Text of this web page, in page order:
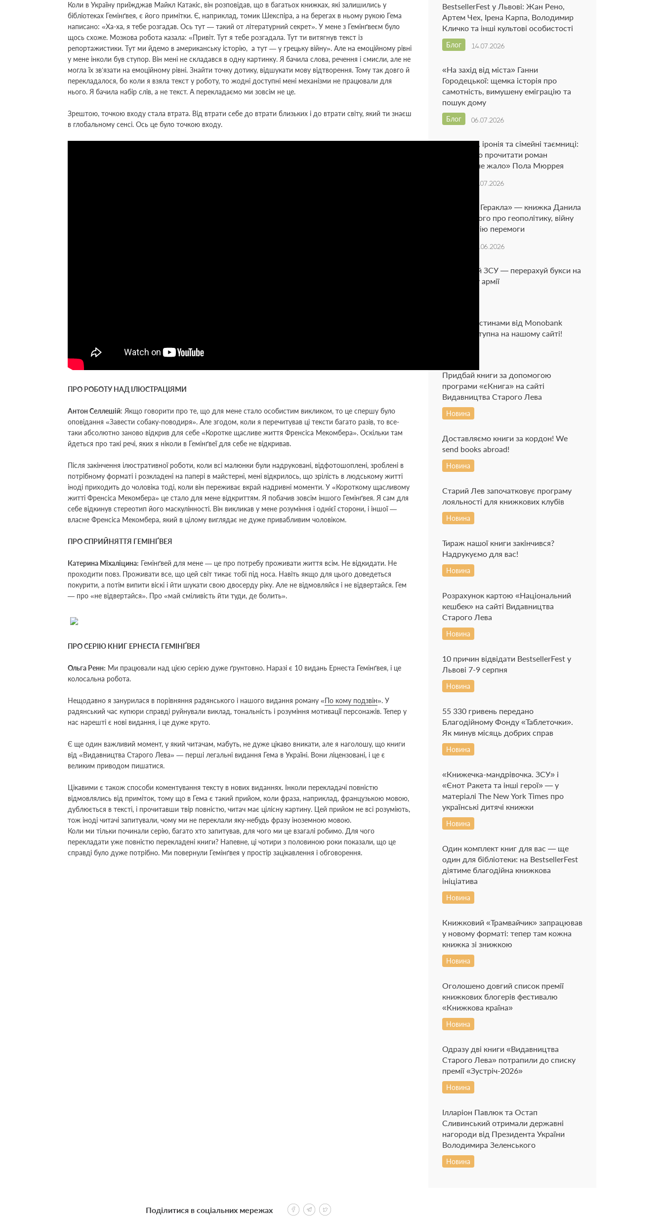
Коли в Україну приїжджав Майкл Катакіс, він розповідав, що в багатьох книжках, які залишились у
бібліотеках Гемінґвея, є його примітки. Є, наприклад, томик Шекспіра, а на берегах в ньому рукою Гема
написано: «Ха-ха, я тебе розгадав. Ось тут — такий от літературний секрет». У мене з Гемінґвеєм було
щось схоже. Мозкова робота казала: «Привіт. Тут я тебе розгадала. Тут ти витягнув текст із
репортажистики. Тут ми йдемо в американську історію, а тут — у грецьку війну». Але на емоційному рівні
у мене інколи був ступор. Він мені не складався в одну картинку. Я бачила слова, речення і смисли, але не
могла їх зв’язати на емоційному рівні. Знайти точку дотику, відшукати мову відтворення. Тому так довго й
перекладалося, бо коли я взяла текст у роботу, то жодні доступні мені механізми не працювали для
нього. Я бачила набір слів, а не текст. А перекладаємо ми зовсім не це.
Зрештою, точкою входу стала втрата. Від втрати себе до втрати близьких і до втрати світу, який ти знаєш
в глобальному сенсі. Ось це було точкою входу.
ПРО РОБОТУ НАД ІЛЮСТРАЦІЯМИ
Антон Селлешій: Якщо говорити про те, що для мене стало особистим викликом, то це спершу було
оповідання «Завести собаку-поводиря». Але згодом, коли я перечитував ці тексти багато разів, то все-
таки абсолютно заново відкрив для себе «Коротке щасливе життя Френсіса Мекомбера». Оскільки там
йдеться про такі речі, яких я ніколи в Гемінґвеї для себе не відкривав.
Після закінчення ілюстративної роботи, коли всі малюнки були надруковані, відфотошоплені, зроблені в
потрібному форматі і розкладені на папері в майстерні, мені відкрилось, що зрілість в людському житті
іноді приходить до чоловіка тоді, коли він переживає вкрай надривні моменти. У «Короткому щасливому
житті Френсіса Мекомбера» це стало для мене відкриттям. Я побачив зовсім іншого Гемінґвея. Я сам для
себе відкинув стереотип його маскулінності. Він викликав у мене розуміння і однієї сторони, і іншої —
власне Френсіса Мекомбера, який в цілому виглядає не дуже привабливим чоловіком.
ПРО СПРИЙНЯТТЯ ГЕМІНҐВЕЯ
Катерина Міхаліцина: Гемінґвей для мене — це про потребу проживати життя всім. Не відкидати. Не
проходити повз. Проживати все, що цей світ тикає тобі під носа. Навіть якщо для цього доведеться
покурити, а потім випити віскі і йти шукати свою двосерду ріку. Але не відмовляйся і не відвертайся. Гем
— про «не відвертайся». Про «май сміливість йти туди, де болить».
ПРО СЕРІЮ КНИГ ЕРНЕСТА ГЕМІНҐВЕЯ
Ольга Ренн: Ми працювали над цією серією дуже ґрунтовно. Наразі є 10 видань Ернеста Гемінґвея, і це
колосальна робота.
Нещодавно я занурилася в порівняння радянського і нашого видання роману «По кому подзвін». У
радянський час купюри справді руйнували виклад, тональність і розуміння мотивації персонажів. Тепер у
нас нарешті є нові видання, і це дуже круто.
Є ще один важливий момент, у який читачам, мабуть, не дуже цікаво вникати, але я наголошу, що книги
від «Видавництва Старого Лева» — перші легальні видання Гема в Україні. Вони ліцензовані, і це є
великим приводом пишатися.
Цікавими є також способи коментування тексту в нових виданнях. Інколи перекладачі повністю
відмовлялись від приміток, тому що в Гема є такий прийом, коли фраза, наприклад, французькою мовою,
дублюється в тексті, і прочитавши твір повністю, читач має цілісну картину. Цей прийом не всі розуміють,
тож іноді читачі запитували, чому ми не переклали яку-небудь фразу іноземною мовою.
Коли ми тільки починали серію, багато хто запитував, для чого ми це взагалі робимо. Для чого
перекладати уже повністю перекладені книги? Напевне, ці чотири з половиною роки показали, що це
справді було дуже потрібно. Ми повернули Гемінґвея у простір зацікавлення і обговорення.
BestsellerFest у Львові: Жан Рено,
Артем Чех, Ірена Карпа, Володимир
Кличко та інші культові особистості
14.07.2026
Блог
«На захід від міста» Ганни
Городецької: щемка історія про
самотність, вимушену еміграцію та
пошук дому
06.07.2026
Блог
Рій думок, іронія та сімейні таємниці:
чому варто прочитати роман
«Бджолине жало» Пола Мюррея
02.07.2026
«Подвиги Геракла» — книжка Данила
Лубківського про геополітику, війну
та стратегію перемоги
29.06.2026
Підтримай ЗСУ — перерахуй букси на
підтримку армії
Оплата частинами від Monobank
тепер доступна на нашому сайті!
Придбай книги за допомогою
програми «єКнига» на сайті
Видавництва Старого Лева
Новина
Доставляємо книги за кордон! We
send books abroad!
Новина
Старий Лев започатковує програму
лояльності для книжкових клубів
Новина
Тираж нашої книги закінчився?
Надрукуємо для вас!
Новина
Розрахунок картою «Національний
кешбек» на сайті Видавництва
Старого Лева
Новина
10 причин відвідати BestsellerFest у
Львові 7-9 серпня
Новина
55 330 гривень передано
Благодійному Фонду «Таблеточки».
Як минув місяць добрих справ
Новина
«Книжечка-мандрівочка. ЗСУ» і
«Єнот Ракета та інші герої» — у
матеріалі The New York Times про
українські дитячі книжки
Новина
Один комплект книг для вас — ще
один для бібліотеки: на BestsellerFest
діятиме благодійна книжкова
ініціатива
Новина
Книжковий «Трамвайчик» запрацював
у новому форматі: тепер там кожна
книжка зі знижкою
Новина
Оголошено довгий список премії
книжкових блогерів фестивалю
«Книжкова країна»
Новина
Одразу дві книги «Видавництва
Старого Лева» потрапили до списку
премії «Зустріч-2026»
Новина
Ілларіон Павлюк та Остап
Сливинський отримали державні
нагороди від Президента України
Володимира Зеленського
Новина
Поділитися в соціальних мережах